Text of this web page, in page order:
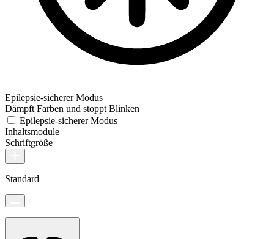
Epilepsie-sicherer Modus
Dämpft Farben und stoppt Blinken
Epilepsie-sicherer Modus
Inhaltsmodule
Schriftgröße
Standard